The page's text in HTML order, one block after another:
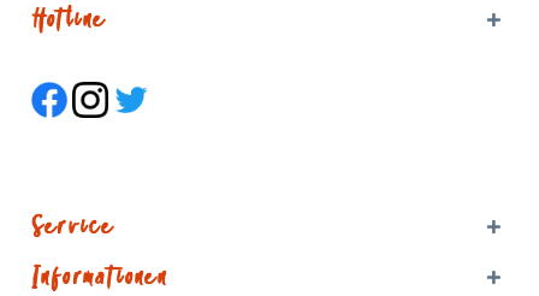
Hotline
Service
Informationen